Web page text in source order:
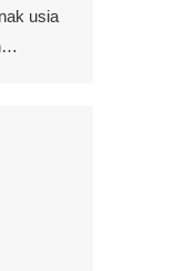
usia